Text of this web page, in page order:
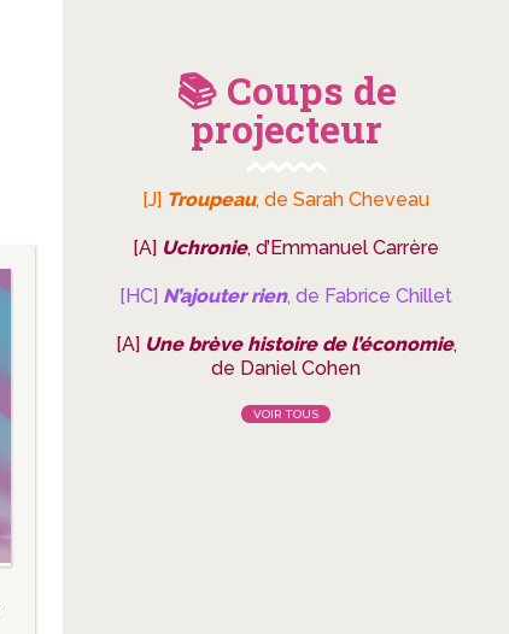
📚 Coups de
projecteur
[J] Troupeau, de Sarah Cheveau
[A] Uchronie, d’Emmanuel Carrère
[HC] N’ajouter rien, de Fabrice Chillet
[A] Une brève histoire de l’économie,
de Daniel Cohen
VOIR TOUS